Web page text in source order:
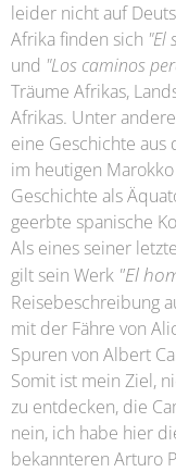
leider nicht auf
Afrika finden sich "El
und "Los caminos
Träume Afrikas,
Afrikas. Unter
eine Geschichte aus
im heutigen
Geschichte als
geerbte spanische
Als eines seiner
gilt sein Werk "El
Reisebeschreibung
mit der Fähre von
Spuren von Albert
Somit ist mein Ziel,
zu entdecken, die
nein, ich habe hier
bekannteren Arturo